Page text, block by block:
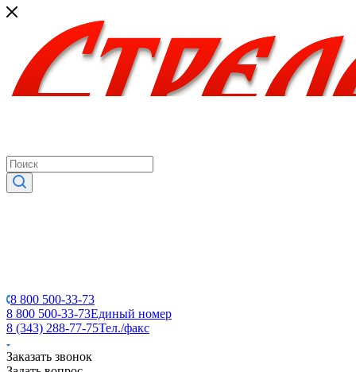
8 800 500-33-73
8 800 500-33-73Единый номер
8 (343) 288-77-75Тел./факс
Заказать звонок